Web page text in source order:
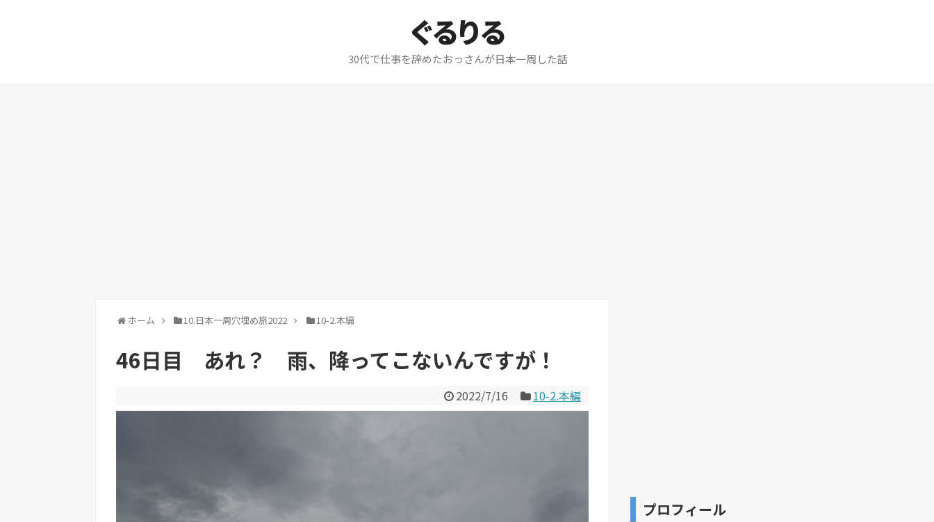
ぐるりる
30代で仕事を辞めたおっさんが日本一周した話
ホーム 10.日本一周穴埋め旅2022 10-2.本編
46日目 あれ？ 雨、降ってこないんですが！
2022/7/16 10-2.本編
プロフィール